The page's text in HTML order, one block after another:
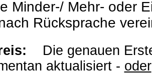
Minder-/ Mehr- oder
Rücksprache
Die genauen
aktualisiert - oder